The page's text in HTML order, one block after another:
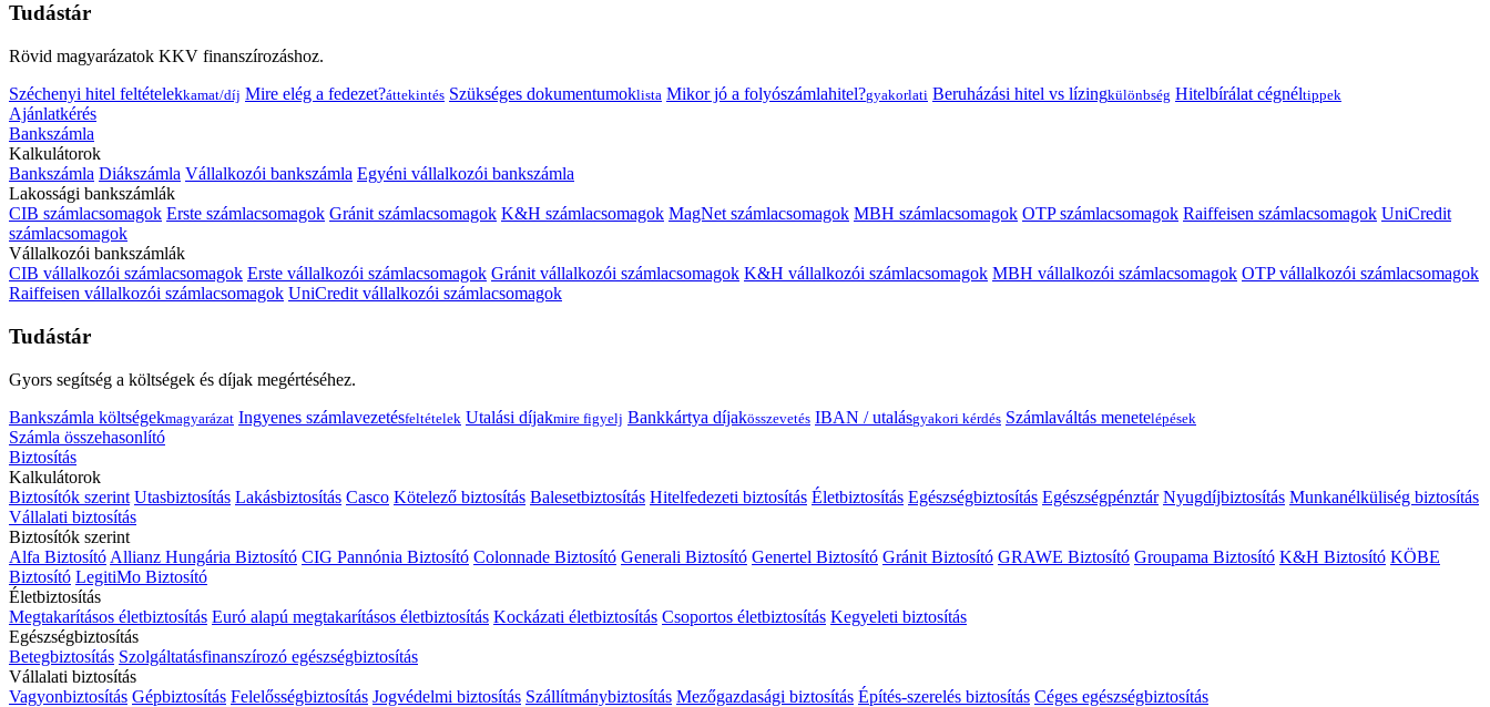
Tudástár
Rövid magyarázatok KKV finanszírozáshoz.
Széchenyi hitel feltételekkamat/díj Mire elég a fedezet?áttekintés Szükséges dokumentumoklista Mikor jó a folyószámlahitel?gyakorlati Beruházási hitel vs lízingkülönbség Hitelbírálat cégnéltippek
Ajánlatkérés
Bankszámla
Kalkulátorok
Bankszámla Diákszámla Vállalkozói bankszámla Egyéni vállalkozói bankszámla
Lakossági bankszámlák
CIB számlacsomagok Erste számlacsomagok Gránit számlacsomagok K&H számlacsomagok MagNet számlacsomagok MBH számlacsomagok OTP számlacsomagok Raiffeisen számlacsomagok UniCredit
számlacsomagok
Vállalkozói bankszámlák
CIB vállalkozói számlacsomagok Erste vállalkozói számlacsomagok Gránit vállalkozói számlacsomagok K&H vállalkozói számlacsomagok MBH vállalkozói számlacsomagok OTP vállalkozói számlacsomagok
Raiffeisen vállalkozói számlacsomagok UniCredit vállalkozói számlacsomagok
Tudástár
Gyors segítség a költségek és díjak megértéséhez.
Bankszámla költségekmagyarázat Ingyenes számlavezetésfeltételek Utalási díjakmire figyelj Bankkártya díjakösszevetés IBAN / utalásgyakori kérdés Számlaváltás menetelépések
Számla összehasonlító
Biztosítás
Kalkulátorok
Biztosítók szerint Utasbiztosítás Lakásbiztosítás Casco Kötelező biztosítás Balesetbiztosítás Hitelfedezeti biztosítás Életbiztosítás Egészségbiztosítás Egészségpénztár Nyugdíjbiztosítás Munkanélküliség biztosítás
Vállalati biztosítás
Biztosítók szerint
Alfa Biztosító Allianz Hungária Biztosító CIG Pannónia Biztosító Colonnade Biztosító Generali Biztosító Genertel Biztosító Gránit Biztosító GRAWE Biztosító Groupama Biztosító K&H Biztosító KÖBE
Biztosító LegitiMo Biztosító
Életbiztosítás
Megtakarításos életbiztosítás Euró alapú megtakarításos életbiztosítás Kockázati életbiztosítás Csoportos életbiztosítás Kegyeleti biztosítás
Egészségbiztosítás
Betegbiztosítás Szolgáltatásfinanszírozó egészségbiztosítás
Vállalati biztosítás
Vagyonbiztosítás Gépbiztosítás Felelősségbiztosítás Jogvédelmi biztosítás Szállítmánybiztosítás Mezőgazdasági biztosítás Építés-szerelés biztosítás Céges egészségbiztosítás